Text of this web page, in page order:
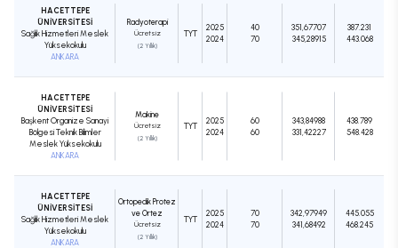
HACETTEPE
ÜNİVERSİTESİ
Sağlık Hizmetleri Meslek
Yüksekokulu
ANKARA
Radyoterapi
Ücretsiz
(2 Yıllık)
TYT
2025
2024
40
70
351,67707
345,28915
387.231
443.068
HACETTEPE
ÜNİVERSİTESİ
Başkent Organize Sanayi
Bölgesi Teknik Bilimler
Meslek Yüksekokulu
ANKARA
Makine
Ücretsiz
(2 Yıllık)
TYT
2025
2024
60
60
343,84988
331,42227
438.789
548.428
HACETTEPE
ÜNİVERSİTESİ
Sağlık Hizmetleri Meslek
Yüksekokulu
ANKARA
Ortopedik Protez
ve Ortez
Ücretsiz
(2 Yıllık)
TYT
2025
2024
70
70
342,97949
341,68492
445.055
468.245